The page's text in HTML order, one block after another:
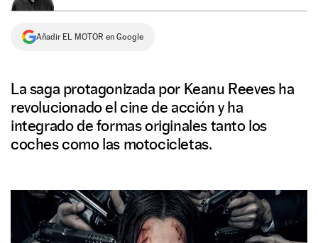
Añadir EL MOTOR en Google
La saga protagonizada por Keanu Reeves ha
revolucionado el cine de acción y ha
integrado de formas originales tanto los
coches como las motocicletas.